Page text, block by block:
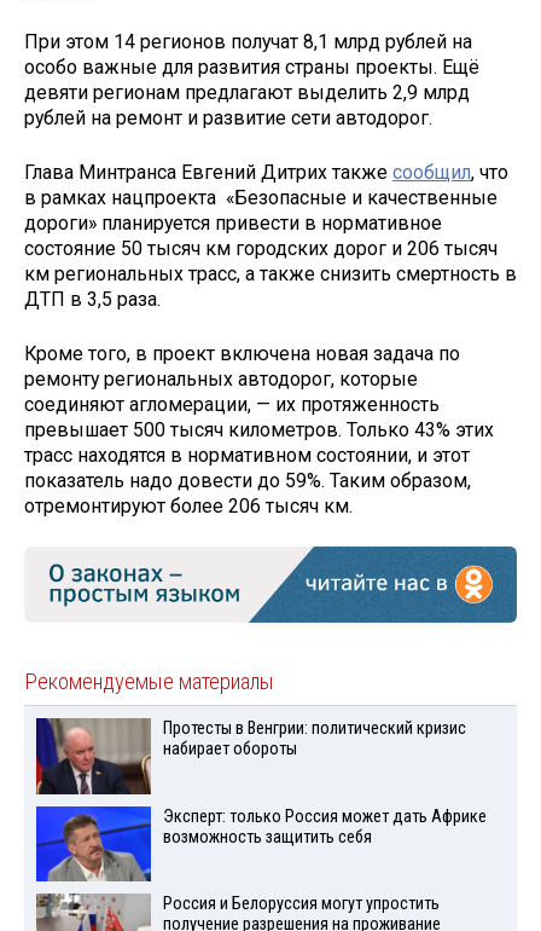
При этом 14 регионов получат 8,1 млрд рублей на
особо важные для развития страны проекты. Ещё
девяти регионам предлагают выделить 2,9 млрд
рублей на ремонт и развитие сети автодорог.
Глава Минтранса Евгений Дитрих также сообщил, что
в рамках нацпроекта «Безопасные и качественные
дороги» планируется привести в нормативное
состояние 50 тысяч км городских дорог и 206 тысяч
км региональных трасс, а также снизить смертность в
ДТП в 3,5 раза.
Кроме того, в проект включена новая задача по
ремонту региональных автодорог, которые
соединяют агломерации, — их протяженность
превышает 500 тысяч километров. Только 43% этих
трасс находятся в нормативном состоянии, и этот
показатель надо довести до 59%. Таким образом,
отремонтируют более 206 тысяч км.
Рекомендуемые материалы
Протесты в Венгрии: политический кризис
набирает обороты
Эксперт: только Россия может дать Африке
возможность защитить себя
Россия и Белоруссия могут упростить
получение разрешения на проживание